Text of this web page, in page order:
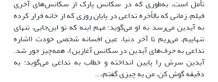
تأمل است، به‌طوری که در سکانس پارک از سکانس‌های آخری
فیلم، زمانی که بالأخره تداعی در پایان روزی که از خانه فرار کرده
به آیدین می‌رسد به او می‌گوید: مهم اینه که تو این‌جایی، تنهای
تنهاییم، می‌ریم تا آخر دنیا، عین افسانه شخصی خودت (اشاره
تداعی به حرف‌های آیدین در سکانس آغازین)، همه‌چیز جور شد.
آیدین سرش را پایین انداخته و خطاب به تداعی می‌گوید: یه
دقیقه گوش کن، من یه چیزی گفتم،...